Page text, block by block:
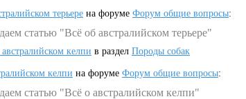
терьере на форуме Форум общие вопросы:
статью "Всё об австралийском терьере"
келпи в раздел Породы собак
келпи на форуме Форум общие вопросы:
статью "Всё о австралийском келпи"